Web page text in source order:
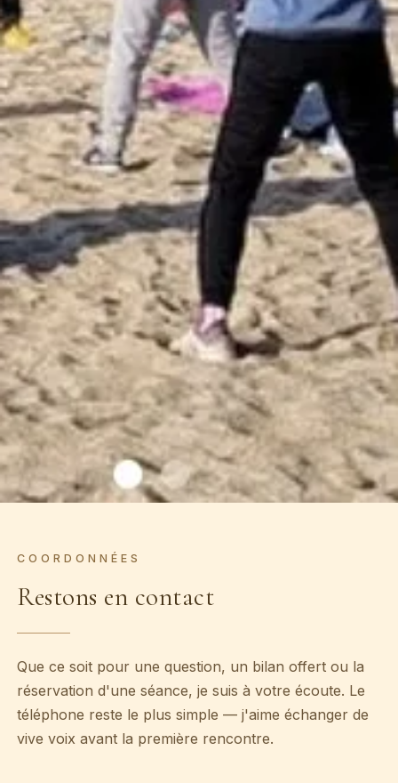
COORDONNÉES
Restons en contact
Que ce soit pour une question, un bilan offert ou la
réservation d'une séance, je suis à votre écoute. Le
téléphone reste le plus simple — j'aime échanger de
vive voix avant la première rencontre.